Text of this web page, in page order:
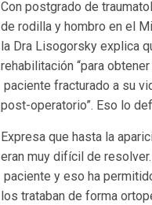
Con postgrado de
de rodilla y hombro en el
la Dra Lisogorsky explica
rehabilitación “para
paciente fracturado a su
post-operatorio”. Eso lo
Expresa que hasta la
eran muy difícil de
paciente y eso ha
los trataban de forma